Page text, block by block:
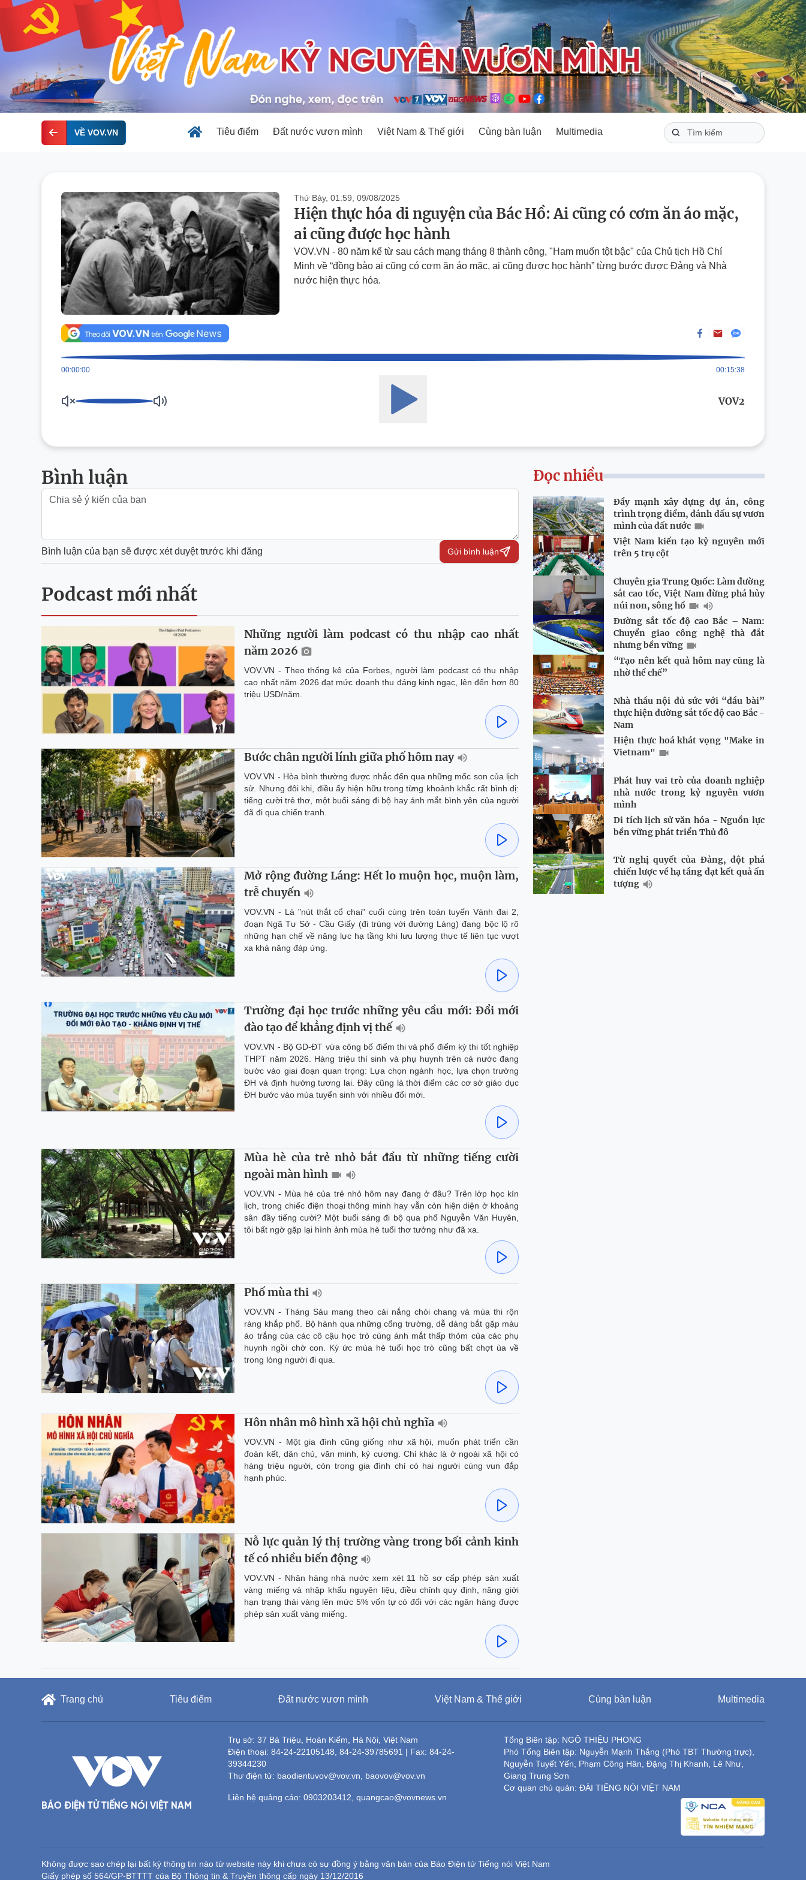
VỀ VOV.VN Tiêu điểm Đất nước vươn mình Việt Nam & Thế giới Cùng bàn luận Multimedia
Thứ Bảy, 01:59, 09/08/2025
Hiện thực hóa di nguyện của Bác Hồ: Ai cũng có cơm ăn áo mặc,
ai cũng được học hành
VOV.VN - 80 năm kể từ sau cách mạng tháng 8 thành công, "Ham muốn tột bậc" của Chủ tịch Hồ Chí
Minh về “đồng bào ai cũng có cơm ăn áo mặc, ai cũng được học hành” từng bước được Đảng và Nhà
nước hiện thực hóa.
00:00:00 00:15:38
VOV2
Bình luận
Bình luận của bạn sẽ được xét duyệt trước khi đăng Gửi bình luận
Podcast mới nhất
Những người làm podcast có thu nhập cao nhất
năm 2026
VOV.VN - Theo thống kê của Forbes, người làm podcast có thu nhập
cao nhất năm 2026 đạt mức doanh thu đáng kinh ngạc, lên đến hơn 80
triệu USD/năm.
Bước chân người lính giữa phố hôm nay
VOV.VN - Hòa bình thường được nhắc đến qua những mốc son của lịch
sử. Nhưng đôi khi, điều ấy hiện hữu trong từng khoảnh khắc rất bình dị:
tiếng cười trẻ thơ, một buổi sáng đi bộ hay ánh mắt bình yên của người
đã đi qua chiến tranh.
Mở rộng đường Láng: Hết lo muộn học, muộn làm,
trễ chuyến
VOV.VN - Là "nút thắt cổ chai" cuối cùng trên toàn tuyến Vành đai 2,
đoạn Ngã Tư Sở - Cầu Giấy (đi trùng với đường Láng) đang bộc lộ rõ
những hạn chế về năng lực hạ tầng khi lưu lượng thực tế liên tục vượt
xa khả năng đáp ứng.
Trường đại học trước những yêu cầu mới: Đổi mới
đào tạo để khẳng định vị thế
VOV.VN - Bộ GD-ĐT vừa công bố điểm thi và phổ điểm kỳ thi tốt nghiệp
THPT năm 2026. Hàng triệu thí sinh và phụ huynh trên cả nước đang
bước vào giai đoạn quan trọng: Lựa chọn ngành học, lựa chọn trường
ĐH và định hướng tương lai. Đây cũng là thời điểm các cơ sở giáo dục
ĐH bước vào mùa tuyển sinh với nhiều đổi mới.
Mùa hè của trẻ nhỏ bắt đầu từ những tiếng cười
ngoài màn hình
VOV.VN - Mùa hè của trẻ nhỏ hôm nay đang ở đâu? Trên lớp học kín
lịch, trong chiếc điện thoại thông minh hay vẫn còn hiện diện ở khoảng
sân đầy tiếng cười? Một buổi sáng đi bộ qua phố Nguyễn Văn Huyên,
tôi bất ngờ gặp lại hình ảnh mùa hè tuổi thơ tưởng như đã xa.
Phố mùa thi
VOV.VN - Tháng Sáu mang theo cái nắng chói chang và mùa thi rộn
ràng khắp phố. Bộ hành qua những cổng trường, dễ dàng bắt gặp màu
áo trắng của các cô cậu học trò cùng ánh mắt thấp thỏm của các phụ
huynh ngồi chờ con. Ký ức mùa hè tuổi học trò cũng bất chợt ùa về
trong lòng người đi qua.
Hôn nhân mô hình xã hội chủ nghĩa
VOV.VN - Một gia đình cũng giống như xã hội, muốn phát triển cần
đoàn kết, dân chủ, văn minh, kỷ cương. Chỉ khác là ở ngoài xã hội có
hàng triệu người, còn trong gia đình chỉ có hai người cùng vun đắp
hạnh phúc.
Nỗ lực quản lý thị trường vàng trong bối cảnh kinh
tế có nhiều biến động
VOV.VN - Nhân hàng nhà nước xem xét 11 hồ sơ cấp phép sản xuất
vàng miếng và nhập khẩu nguyên liệu, điều chỉnh quy định, nâng giới
hạn trạng thái vàng lên mức 5% vốn tự có đối với các ngân hàng được
phép sản xuất vàng miếng.
Đọc nhiều
Đẩy mạnh xây dựng dự án, công
trình trọng điểm, đánh dấu sự vươn
mình của đất nước
Việt Nam kiến tạo kỷ nguyên mới
trên 5 trụ cột
Chuyên gia Trung Quốc: Làm đường
sắt cao tốc, Việt Nam đừng phá hủy
núi non, sông hồ
Đường sắt tốc độ cao Bắc – Nam:
Chuyển giao công nghệ thà đắt
nhưng bền vững
“Tạo nên kết quả hôm nay cũng là
nhờ thể chế”
Nhà thầu nội đủ sức với “đầu bài”
thực hiện đường sắt tốc độ cao Bắc -
Nam
Hiện thực hoá khát vọng "Make in
Vietnam"
Phát huy vai trò của doanh nghiệp
nhà nước trong kỷ nguyên vươn
mình
Di tích lịch sử văn hóa - Nguồn lực
bền vững phát triển Thủ đô
Từ nghị quyết của Đảng, đột phá
chiến lược về hạ tầng đạt kết quả ấn
tượng
Trang chủ Tiêu điểm Đất nước vươn mình Việt Nam & Thế giới Cùng bàn luận Multimedia
BÁO ĐIỆN TỬ TIẾNG NÓI VIỆT NAM
Trụ sở: 37 Bà Triệu, Hoàn Kiếm, Hà Nội, Việt Nam
Điện thoại: 84-24-22105148, 84-24-39785691 | Fax: 84-24-
39344230
Thư điện tử: baodientuvov@vov.vn, baovov@vov.vn
Liên hệ quảng cáo: 0903203412, quangcao@vovnews.vn
Tổng Biên tập: NGÔ THIỆU PHONG
Phó Tổng Biên tập: Nguyễn Mạnh Thắng (Phó TBT Thường trực),
Nguyễn Tuyết Yến, Phạm Công Hân, Đặng Thị Khanh, Lê Như,
Giang Trung Sơn
Cơ quan chủ quản: ĐÀI TIẾNG NÓI VIỆT NAM
Không được sao chép lại bất kỳ thông tin nào từ website này khi chưa có sự đồng ý bằng văn bản của Báo Điện tử Tiếng nói Việt Nam
Giấy phép số 564/GP-BTTTT của Bộ Thông tin & Truyền thông cấp ngày 13/12/2016